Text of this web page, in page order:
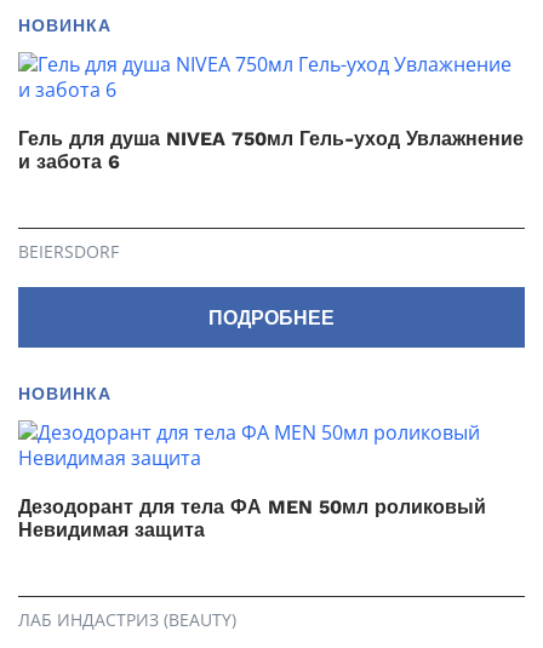
НОВИНКА
Гель для душа NIVEA 750мл Гель-уход Увлажнение
и забота 6
BEIERSDORF
ПОДРОБНЕЕ
НОВИНКА
Дезодорант для тела ФА MEN 50мл роликовый
Невидимая защита
ЛАБ ИНДАСТРИЗ (BEAUTY)